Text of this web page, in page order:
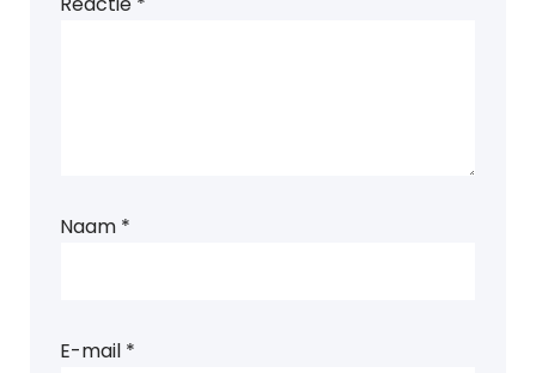
Naam *
E-mail *